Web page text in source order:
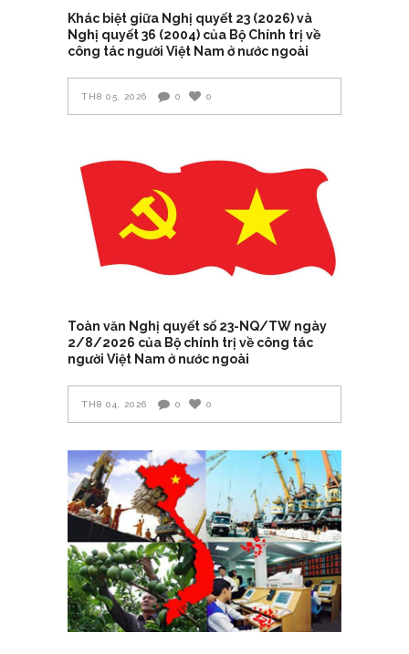
Khác biệt giữa Nghị quyết 23 (2026) và
Nghị quyết 36 (2004) của Bộ Chính trị về
công tác người Việt Nam ở nước ngoài
TH8 05, 2026 0 0
Toàn văn Nghị quyết số 23-NQ/TW ngày
2/8/2026 của Bộ chính trị về công tác
người Việt Nam ở nước ngoài
TH8 04, 2026 0 0